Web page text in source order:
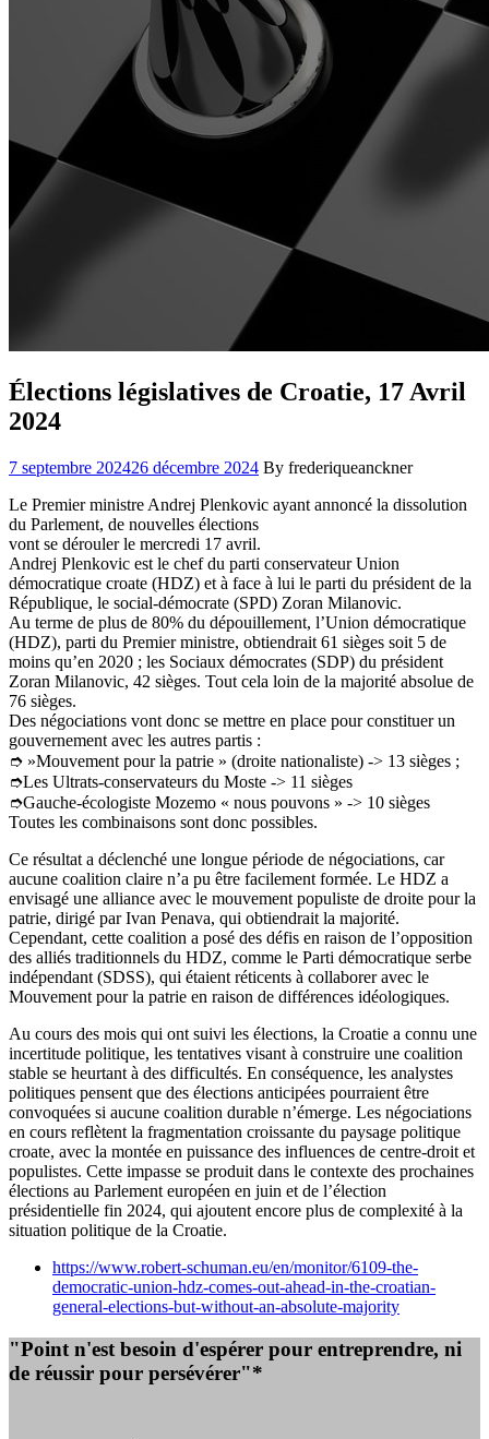
Élections législatives de Croatie, 17 Avril
2024
7 septembre 202426 décembre 2024 By frederiqueanckner
Le Premier ministre Andrej Plenkovic ayant annoncé la dissolution
du Parlement, de nouvelles élections
vont se dérouler le mercredi 17 avril.
Andrej Plenkovic est le chef du parti conservateur Union
démocratique croate (HDZ) et à face à lui le parti du président de la
République, le social-démocrate (SPD) Zoran Milanovic.
Au terme de plus de 80% du dépouillement, l’Union démocratique
(HDZ), parti du Premier ministre, obtiendrait 61 sièges soit 5 de
moins qu’en 2020 ; les Sociaux démocrates (SDP) du président
Zoran Milanovic, 42 sièges. Tout cela loin de la majorité absolue de
76 sièges.
Des négociations vont donc se mettre en place pour constituer un
gouvernement avec les autres partis :
➮ »Mouvement pour la patrie » (droite nationaliste) -> 13 sièges ;
➮Les Ultrats-conservateurs du Moste -> 11 sièges
➮Gauche-écologiste Mozemo « nous pouvons » -> 10 sièges
Toutes les combinaisons sont donc possibles.
Ce résultat a déclenché une longue période de négociations, car
aucune coalition claire n’a pu être facilement formée. Le HDZ a
envisagé une alliance avec le mouvement populiste de droite pour la
patrie, dirigé par Ivan Penava, qui obtiendrait la majorité.
Cependant, cette coalition a posé des défis en raison de l’opposition
des alliés traditionnels du HDZ, comme le Parti démocratique serbe
indépendant (SDSS), qui étaient réticents à collaborer avec le
Mouvement pour la patrie en raison de différences idéologiques.
Au cours des mois qui ont suivi les élections, la Croatie a connu une
incertitude politique, les tentatives visant à construire une coalition
stable se heurtant à des difficultés. En conséquence, les analystes
politiques pensent que des élections anticipées pourraient être
convoquées si aucune coalition durable n’émerge. Les négociations
en cours reflètent la fragmentation croissante du paysage politique
croate, avec la montée en puissance des influences de centre-droit et
populistes. Cette impasse se produit dans le contexte des prochaines
élections au Parlement européen en juin et de l’élection
présidentielle fin 2024, qui ajoutent encore plus de complexité à la
situation politique de la Croatie.
https://www.robert-schuman.eu/en/monitor/6109-the-
democratic-union-hdz-comes-out-ahead-in-the-croatian-
general-elections-but-without-an-absolute-majority
"Point n'est besoin d'espérer pour entreprendre, ni
de réussir pour persévérer"*